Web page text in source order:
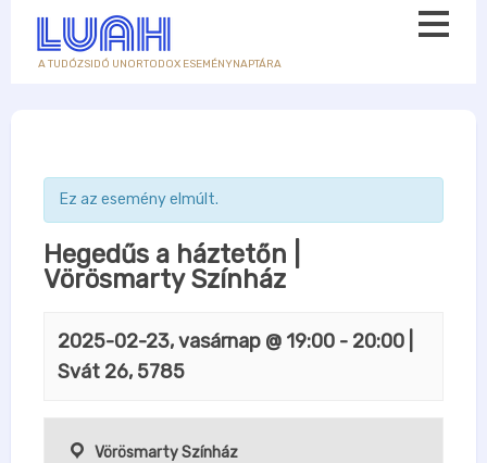
A TUDÓZSIDÓ UNORTODOX ESEMÉNYNAPTÁRA
Ez az esemény elmúlt.
Hegedűs a háztetőn |
Vörösmarty Színház
2025-02-23, vasárnap @ 19:00 - 20:00
Svát 26, 5785
Vörösmarty Színház